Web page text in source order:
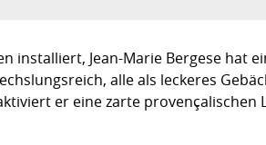
installiert, Jean-Marie Bergese hat
alle als leckeres
er eine zarte provençalischen